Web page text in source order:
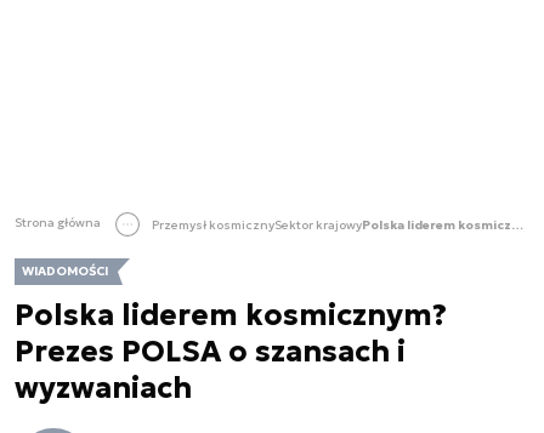
Strona główna Przemysł kosmicznySektor krajowy Polska liderem kosmicznym? Prezes POLSA o szansach i wyzwaniach
WIADOMOŚCI
Polska liderem kosmicznym?
Prezes POLSA o szansach i
wyzwaniach